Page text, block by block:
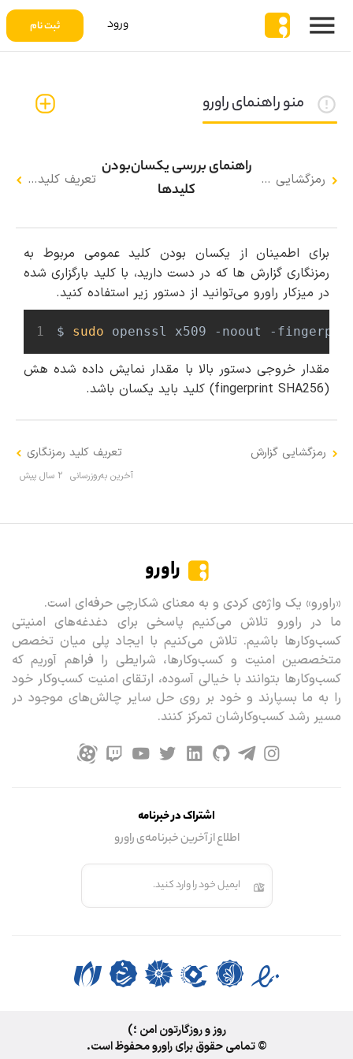
ورود ثبت نام
منو راهنمای راورو
رمزگشایی گزارش
راهنمای بررسی یکسان‌بودن
کلیدها
تعریف کلید رمزنگاری
برای اطمینان از یکسان بودن کلید عمومی مربوط به
رمزنگاری گزارش ها که در دست دارید، با کلید بارگزاری شده
در میزکار راورو می‌توانید از دستور زیر استفاده کنید.
1 $ sudo openssl x509 -noout -
مقدار خروجی دستور بالا با مقدار نمایش داده شده هش
(fingerprint SHA256) کلید باید یکسان باشد.
رمزگشایی گزارش تعریف کلید رمزنگاری
آخرین به‌روزرسانی ۲ سال پیش
راورو
«راورو» یک واژه‌ی کردی و به معنای شکارچی حرفه‌ای است.
ما در راورو تلاش می‌کنیم پاسخی برای دغدغه‌های امنیتی
کسب‌وکارها باشیم. تلاش می‌کنیم با ایجاد پلی میان تخصص
متخصصین امنیت و کسب‌وکارها، شرایطی را فراهم آوریم که
کسب‌وکارها بتوانند با خیالی آسوده، ارتقای امنیت کسب‌وکار خود
را به ما بسپارند و خود بر روی حل سایر چالش‌های موجود در
مسیر رشد کسب‌وکارشان تمرکز کنند.
اشتراک در خبرنامه
اطلاع از آخرین خبرنامه‌ی راورو
ایمیل خود را وارد کنید.
روز و روزگارتون امن ؛)
© تمامی حقوق برای راورو محفوظ است.